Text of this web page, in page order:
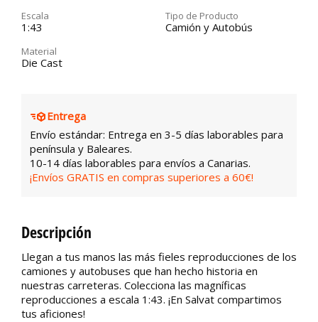
Escala
1:43
Tipo de Producto
Camión y Autobús
Material
Die Cast
Entrega
Envío estándar: Entrega en 3-5 días laborables para
península y Baleares.
10-14 días laborables para envíos a Canarias.
¡Envíos GRATIS en compras superiores a 60€!
Descripción
Llegan a tus manos las más fieles reproducciones de los
camiones y autobuses que han hecho historia en
nuestras carreteras. Colecciona las magníficas
reproducciones a escala 1:43. ¡En Salvat compartimos
tus aficiones!